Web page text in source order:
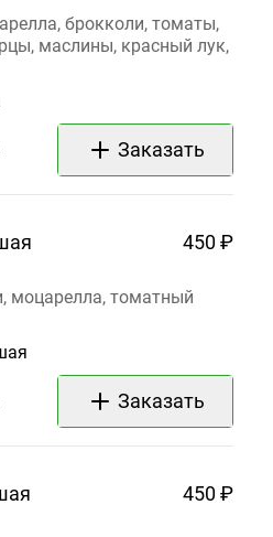
брокколи, томаты,
маслины, красный лук,
Заказать
450 ₽
моцарелла, томатный
Заказать
450 ₽